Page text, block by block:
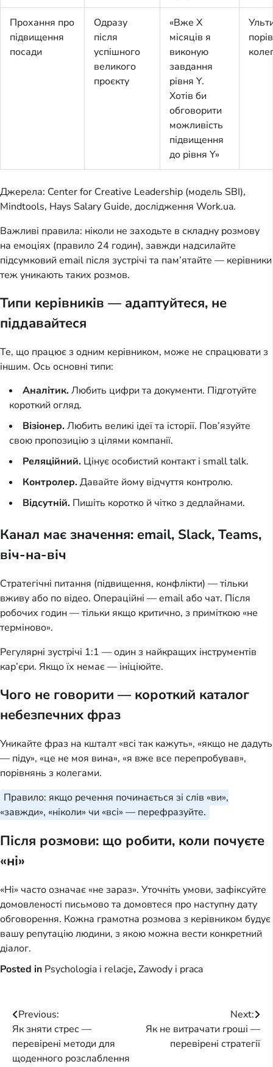
Прохання про
підвищення
посади
Одразу
після
успішного
великого
проєкту
«Вже X
місяців я
виконую
завдання
рівня Y.
Хотів би
обговорити
можливість
підвищення
до рівня Y»
Джерела: Center for Creative Leadership (модель SBI),
Mindtools, Hays Salary Guide, дослідження Work.ua.
Важливі правила: ніколи не заходьте в складну розмову
на емоціях (правило 24 годин), завжди надсилайте
підсумковий email після зустрічі та пам’ятайте — керівники
теж уникають таких розмов.
Типи керівників — адаптуйтеся, не
піддавайтеся
Те, що працює з одним керівником, може не спрацювати з
іншим. Ось основні типи:
Аналітик.Любить цифри та документи. Підготуйте
короткий огляд.
Візіонер.Любить великі ідеї та історії. Пов’язуйте
свою пропозицію з цілями компанії.
Реляційний. Цінує особистий контакт і small talk.
Контролер.Давайте йому відчуття контролю.
Відсутній. Пишіть коротко й чітко з дедлайнами.
Канал має значення: email, Slack, Teams,
віч-на-віч
Стратегічні питання (підвищення, конфлікти) — тільки
вживу або по відео. Операційні — email або чат. Після
робочих годин — тільки якщо критично, з приміткою «не
терміново».
Регулярні зустрічі 1:1 — один з найкращих інструментів
кар’єри. Якщо їх немає — ініціюйте.
Чого не говорити — короткий каталог
небезпечних фраз
Уникайте фраз на кшталт «всі так кажуть», «якщо не дадуть
— піду», «це не моя вина», «я вже все перепробував»,
порівнянь з колегами.
Правило: якщо речення починається зі слів «ви»,
«завжди», «ніколи» чи «всі» — перефразуйте.
Після розмови: що робити, коли почуєте
«ні»
«Ні» часто означає «не зараз». Уточніть умови, зафіксуйте
домовленості письмово та домовтеся про наступну дату
обговорення. Кожна грамотна розмова з керівником будує
вашу репутацію людини, з якою можна вести конкретний
діалог.
Posted in Psychologia i relacje,Zawody i praca
Post
navigation
Previous:
Як зняти стрес —
перевірені методи для
щоденного розслаблення
Next:
Як не витрачати гроші —
перевірені стратегії